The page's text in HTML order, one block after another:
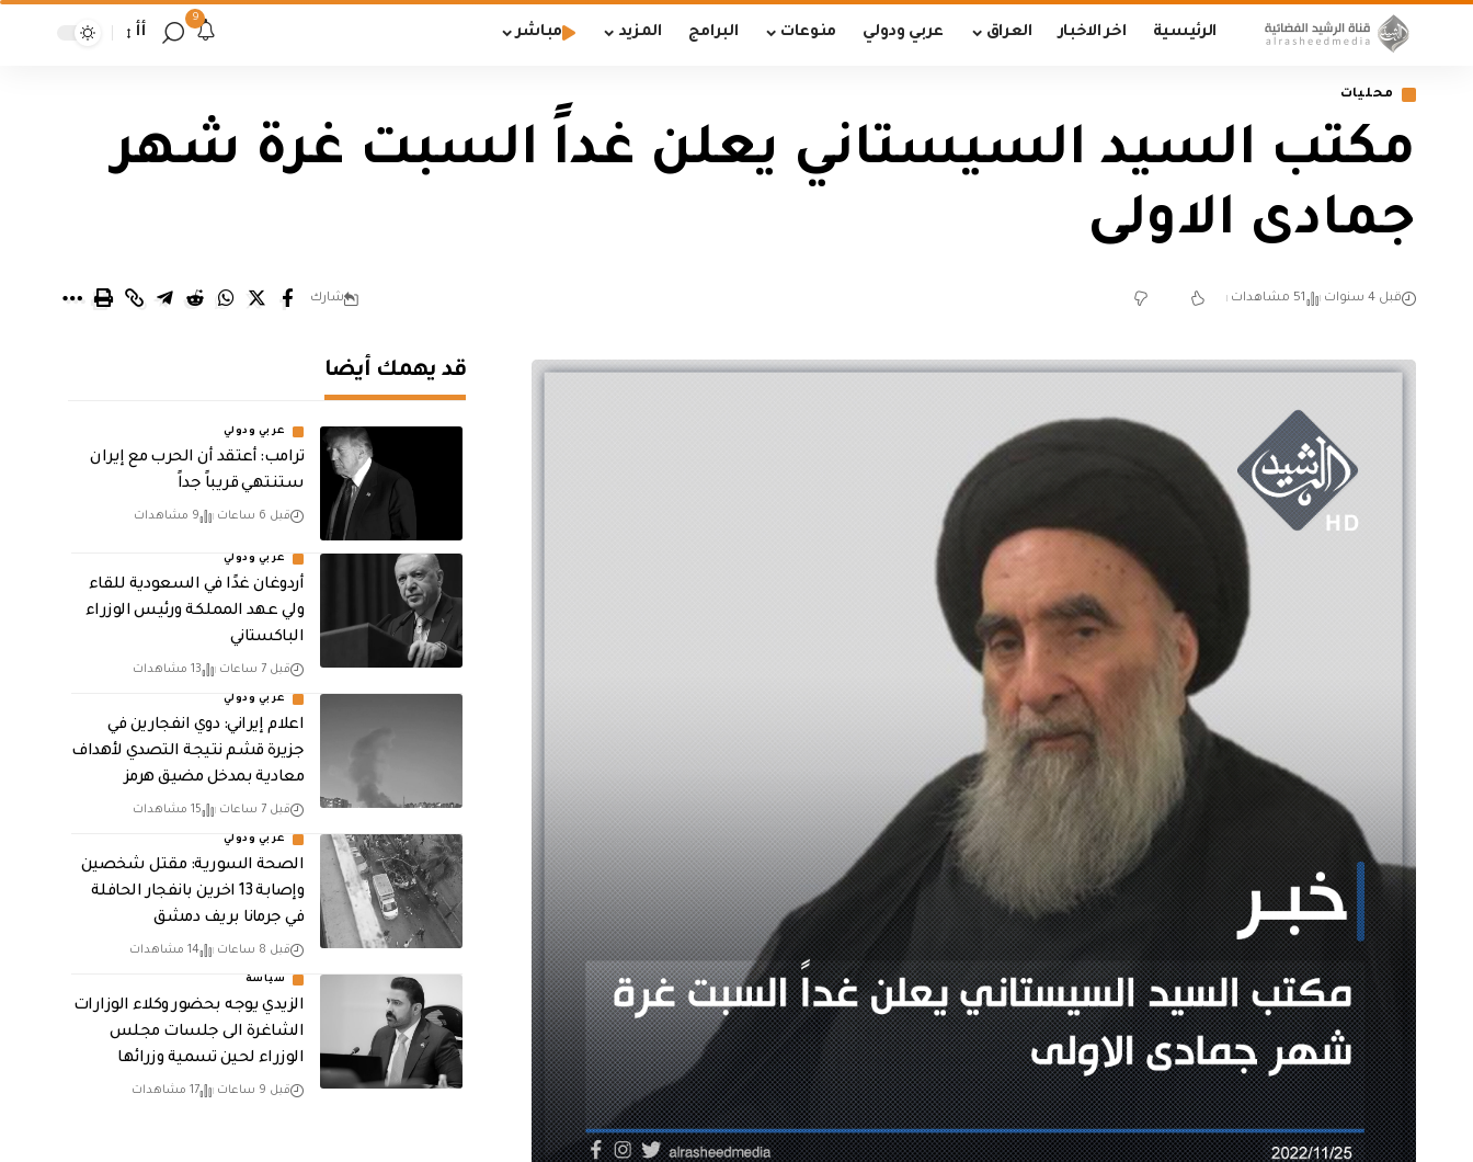
الرئيسية اخر الاخبار العراق عربي ودولي منوعات البرامج المزيد مباشر
9
أأ
محليات
مكتب السيد السيستاني يعلن غداً السبت غرة شهر
جمادى الاولى
قبل 4 سنوات 51 مشاهدات شارك
قد يهمك أيضا
عربي ودولي
‏ترامب: أعتقد أن الحرب مع إيران
ستنتهي قريباً جداً
قبل 6 ساعات 9 مشاهدات
عربي ودولي
أردوغان غدًا في السعودية للقاء
ولي عهد المملكة ورئيس الوزراء
الباكستاني
قبل 7 ساعات 13 مشاهدات
عربي ودولي
اعلام إيراني: دوي انفجارين في
جزيرة قشم نتيجة التصدي لأهداف
معادية بمدخل مضيق هرمز
قبل 7 ساعات 15 مشاهدات
عربي ودولي
الصحة السورية: مقتل شخصين
وإصابة 13 اخرين بانفجار الحافلة
في جرمانا بريف دمشق
قبل 8 ساعات 14 مشاهدات
سياسة
الزيدي يوجه بحضور وكلاء الوزارات
الشاغرة الى جلسات مجلس
الوزراء لحين تسمية وزرائها
قبل 9 ساعات 17 مشاهدات